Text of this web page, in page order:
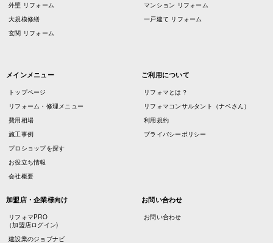
外壁 リフォーム
大規模修繕
玄関 リフォーム
マンション リフォーム
一戸建て リフォーム
メインメニュー
トップページ
リフォーム・修理メニュー
費用相場
施工事例
プロショップを探す
お役立ち情報
会社概要
ご利用について
リフォマとは？
リフォマコンサルタント（ナベさん）
利用規約
プライバシーポリシー
加盟店・企業様向け
リフォマPRO
（加盟店ログイン)
建設業のジョブナビ
お問い合わせ
お問い合わせ